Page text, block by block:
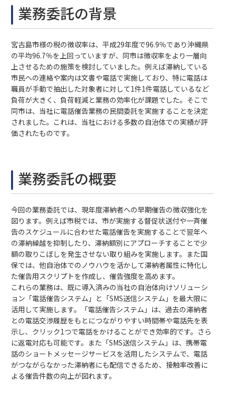
業務委託の背景
宮古島市様の税の徴収率は、平成29年度で96.9％であり沖縄県
の平均96.7％を上回っていますが、同市は徴収率をより一層向
上させるための施策を検討していました。例えば滞納している
市民への連絡や案内は文書や電話で実施しており、特に電話は
職員が手動で抽出した対象者に対して1件1件電話しているなど
負荷が大きく、負荷軽減と業務の効率化が課題でした。そこで
同市は、当社に電話催告業務の民間委託を実施することを決定
されました。これは、当社における多数の自治体での実績が評
価されたものです。
業務委託の概要
今回の業務委託では、現年度滞納者への早期催告の徴収強化を
図ります。例えば市税では、市が実施する督促状送付や一斉催
告のスケジュールに合わせた電話催告を実施することで翌年へ
の滞納繰越を抑制したり、滞納額別にアプローチすることで少
額の取りこぼしを発生させない取り組みを実施します。また国
保では、他自治体でのノウハウを活かして滞納者属性に特化し
た催告用スクリプトを作成し、催告強度を高めます。
これらの業務は、既に導入済みの当社の自治体向けソリューシ
ョン「電話催告システム」と「SMS送信システム」を最大限に
活用して実施します。「電話催告システム」は、過去の滞納者
との電話交渉履歴をもとにつながりやすい時間帯や電話先を表
示し、クリック1つで電話をかけることができ効率的です。さら
に返電対応も可能です。また「SMS送信システム」は、携帯電
話のショートメッセージサービスを活用したシステムで、電話
がつながらなかった滞納者にも配信できるため、接触率改善に
よる催告件数の向上が図れます。